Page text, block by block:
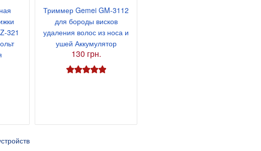
321
Триммер Gemei GM-3112
для бороды висков
удаления волос из носа и
ушей Аккумулятор
130 грн.